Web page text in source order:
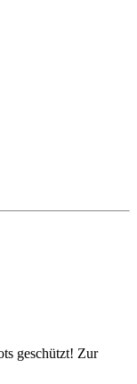
geschützt! Zur